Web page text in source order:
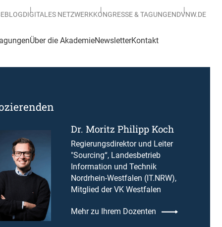
DIGITALES NETZWERKKONGRESSE & TAGUNGENDVNW.DE
Über die AkademieNewsletterKontakt
Dr. Moritz Philipp Koch
Regierungsdirektor und Leiter
"Sourcing“, Landesbetrieb
Information und Technik
Nordrhein-Westfalen (IT.NRW),
Mitglied der VK Westfalen
Mehr zu Ihrem Dozenten